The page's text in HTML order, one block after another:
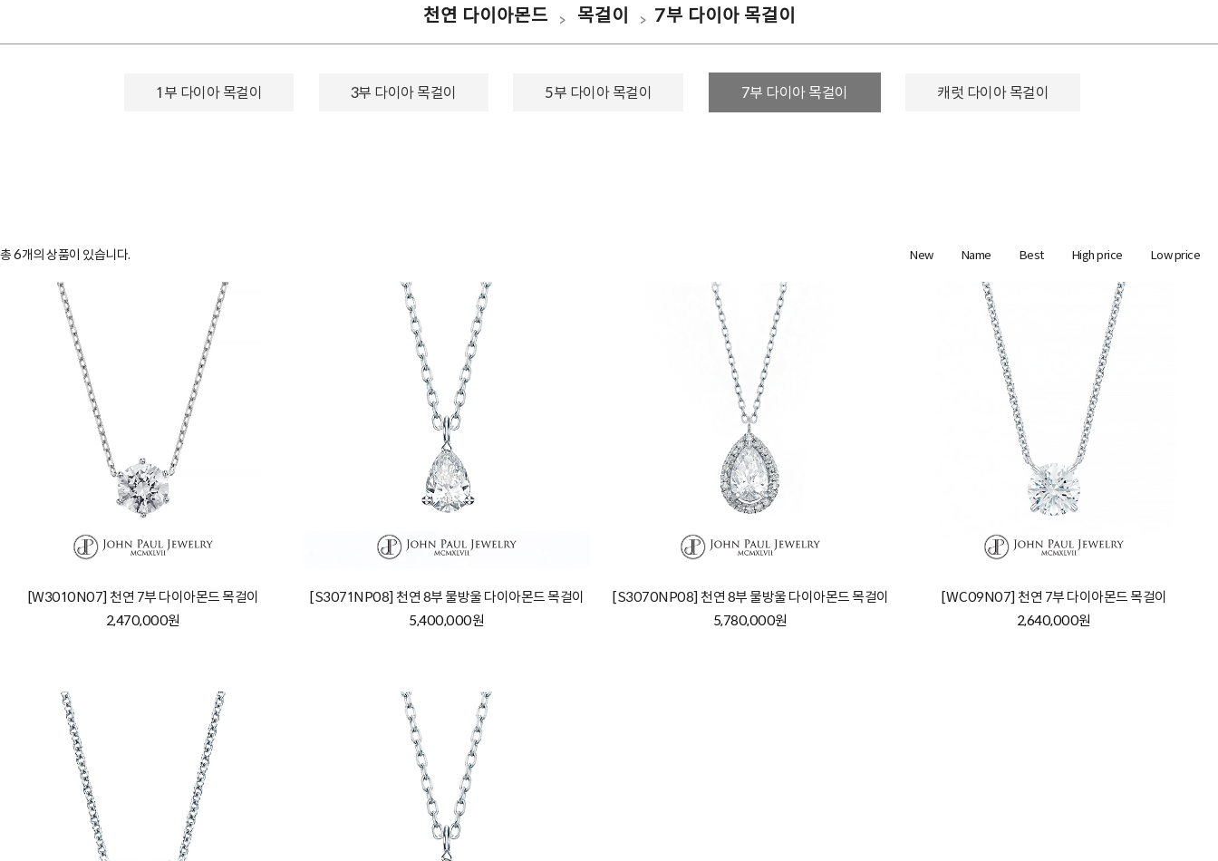
천연 다이아몬드 > 목걸이 > 7부 다이아 목걸이
1부 다이아 목걸이 3부 다이아 목걸이 5부 다이아 목걸이 7부 다이아 목걸이 캐럿 다이아 목걸이
총 6개의 상품이 있습니다. New Name Best High price Low price
[W3010N07] 천연 7부 다이아몬드 목걸이
2,470,000원
[S3071NP08] 천연 8부 물방울 다이아몬드 목걸이
5,400,000원
[S3070NP08] 천연 8부 물방울 다이아몬드 목걸이
5,780,000원
[WC09N07] 천연 7부 다이아몬드 목걸이
2,640,000원